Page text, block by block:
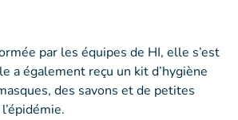
par les équipes de HI, elle s’est
a également reçu un kit d’hygiène
des savons et de petites